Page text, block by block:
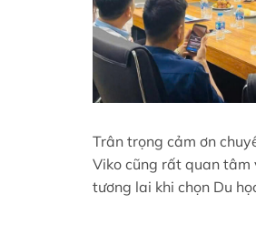
Trân trọng cảm ơn
Viko cũng rất quan tâm
tương lai khi chọn Du